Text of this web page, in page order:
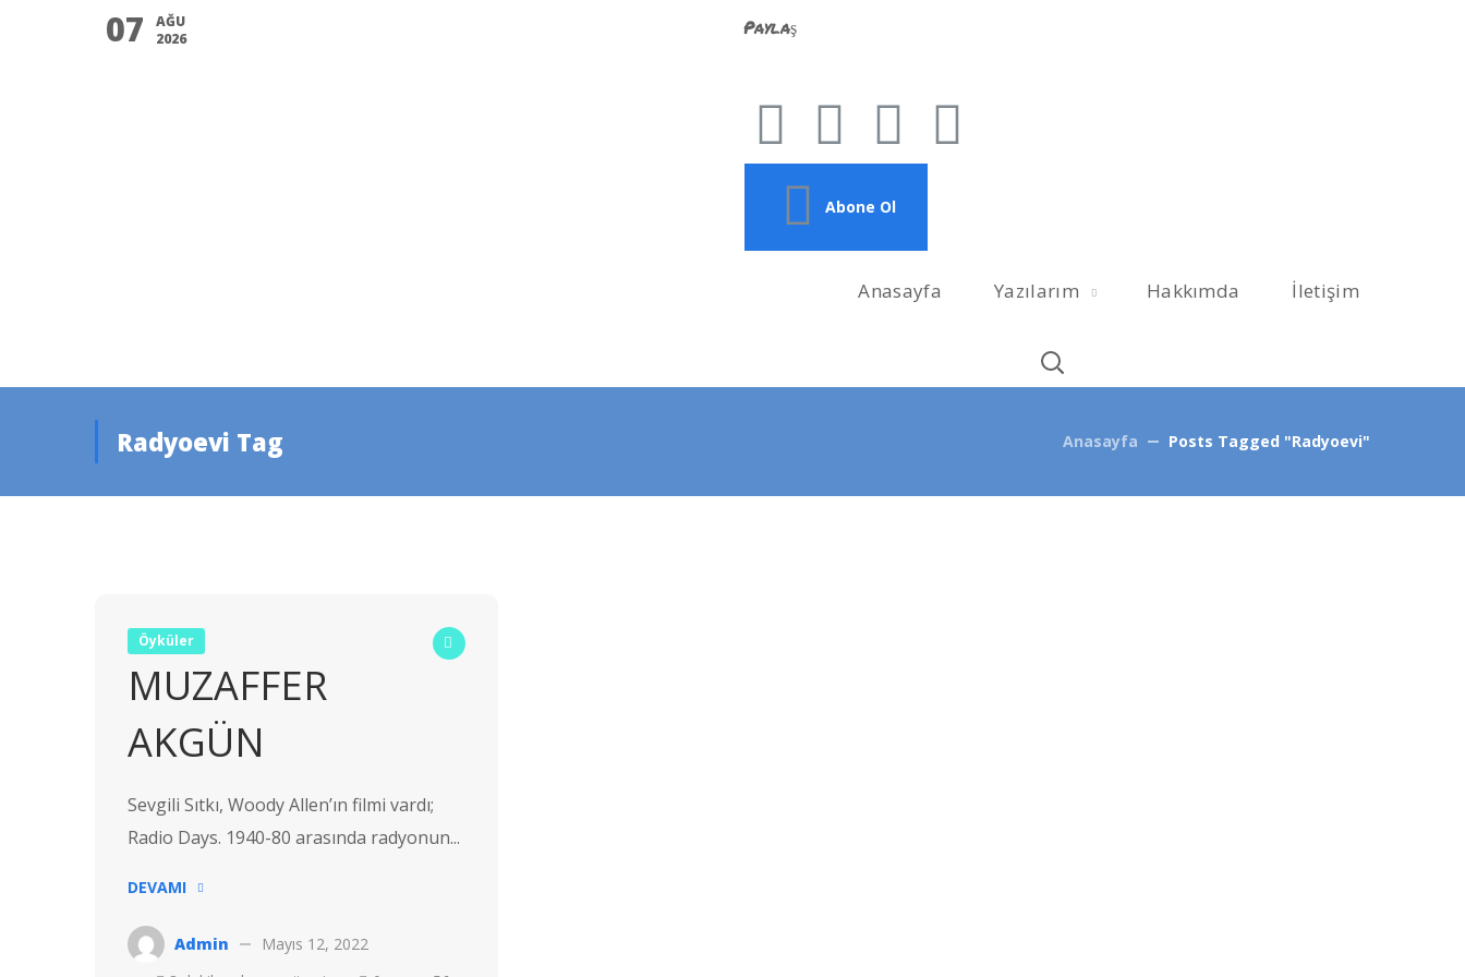
07
AĞU
2026
Paylaş
Abone Ol
Anasayfa Yazılarım Hakkımda İletişim
Radyoevi Tag Anasayfa Posts Tagged "Radyoevi"
Öyküler
MUZAFFER
AKGÜN
Sevgili Sıtkı, Woody Allen’ın filmi vardı;
Radio Days. 1940-80 arasında radyonun...
DEVAMI
Admin
Mayıs 12, 2022